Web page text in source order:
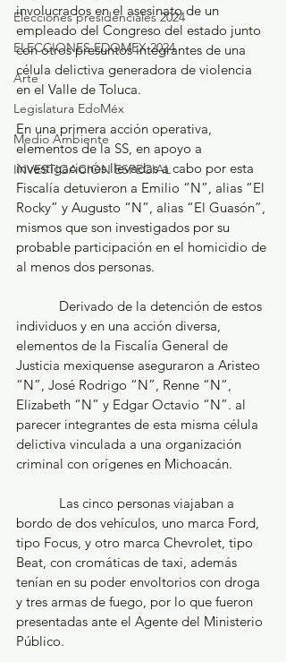
Elecciones presidenciales 2024
ELECCIONES EDOMEX 2024
Arte
Legislatura EdoMéx
Medio Ambiente
INVESTIGACIÓN ESPECIAL
involucrados en el asesinato de un
empleado del Congreso del estado junto
con otros presuntos integrantes de una
célula delictiva generadora de violencia
en el Valle de Toluca.
En una primera acción operativa,
elementos de la SS, en apoyo a
investigaciones llevadas a cabo por esta
Fiscalía detuvieron a Emilio “N”, alias “El
Rocky” y Augusto “N”, alias “El Guasón”,
mismos que son investigados por su
probable participación en el homicidio de
al menos dos personas.
individuos y en una acción diversa,
elementos de la Fiscalía General de
Justicia mexiquense aseguraron a Aristeo
“N”, José Rodrigo “N”, Renne “N”,
Elizabeth “N” y Edgar Octavio “N”. al
parecer integrantes de esta misma célula
delictiva vinculada a una organización
criminal con orígenes en Michoacán.
bordo de dos vehículos, uno marca Ford,
tipo Focus, y otro marca Chevrolet, tipo
Beat, con cromáticas de taxi, además
tenían en su poder envoltorios con droga
y tres armas de fuego, por lo que fueron
presentadas ante el Agente del Ministerio
Público.